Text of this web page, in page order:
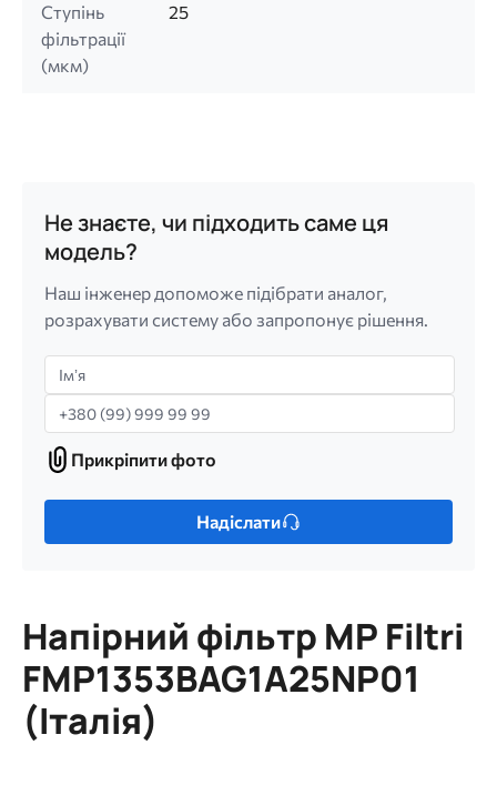
Ступінь
фільтрації
(мкм)
25
Не знаєте, чи підходить саме ця
модель?
Наш інженер допоможе підібрати аналог,
розрахувати систему або запропонує рішення.
Імʼя
Телефон
Прикріпити
фото
Прикріпити фото
Лише
МБ.
Дозволені
типи:
gif
jpg
Надіслати
Напірний фільтр MP Filtri
FMP1353BAG1A25NP01
(Італія)